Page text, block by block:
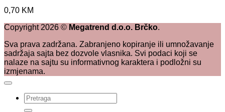
0,70 KM
Copyright 2026 © Megatrend d.o.o. Brčko.
Sva prava zadržana. Zabranjeno kopiranje ili umnožavanje
sadržaja sajta bez dozvole vlasnika. Svi podaci koji se
nalaze na sajtu su informativnog karaktera i podložni su
izmjenama.
Pretraži: